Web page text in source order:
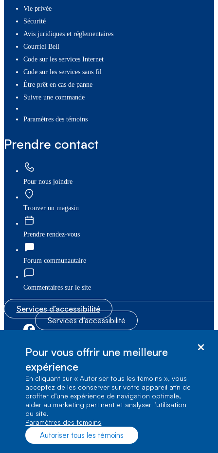
Vie privée
Sécurité
Avis juridiques et réglementaires
Courriel Bell
Code sur les services Internet
Code sur les services sans fil
Être prêt en cas de panne
Suivre une commande
paramètres des témoins
Prendre contact
Pour nous joindre
Trouver un magasin
Prendre rendez-vous
Forum communautaire
Commentaires sur le site
Services d’accessibilité
Services d’accessibilité
1, carrefour Alexander-Graham-Bell, Aile A-7,
Verdun, Québec, H3E 3B3
Pour vous offrir une meilleure
expérience
En cliquant sur « Autoriser tous les témoins », vous
acceptez de les conserver sur votre appareil afin de
profiter d’une expérience de navigation optimale,
aider au marketing pertinent et analyser l’utilisation
du site.
Paramètres des témoins
Autoriser tous les témoins